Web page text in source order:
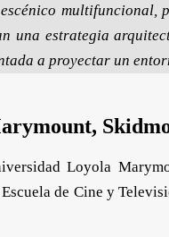
multifuncional,
una estrategia
a proyectar un
Loyola
de Cine y